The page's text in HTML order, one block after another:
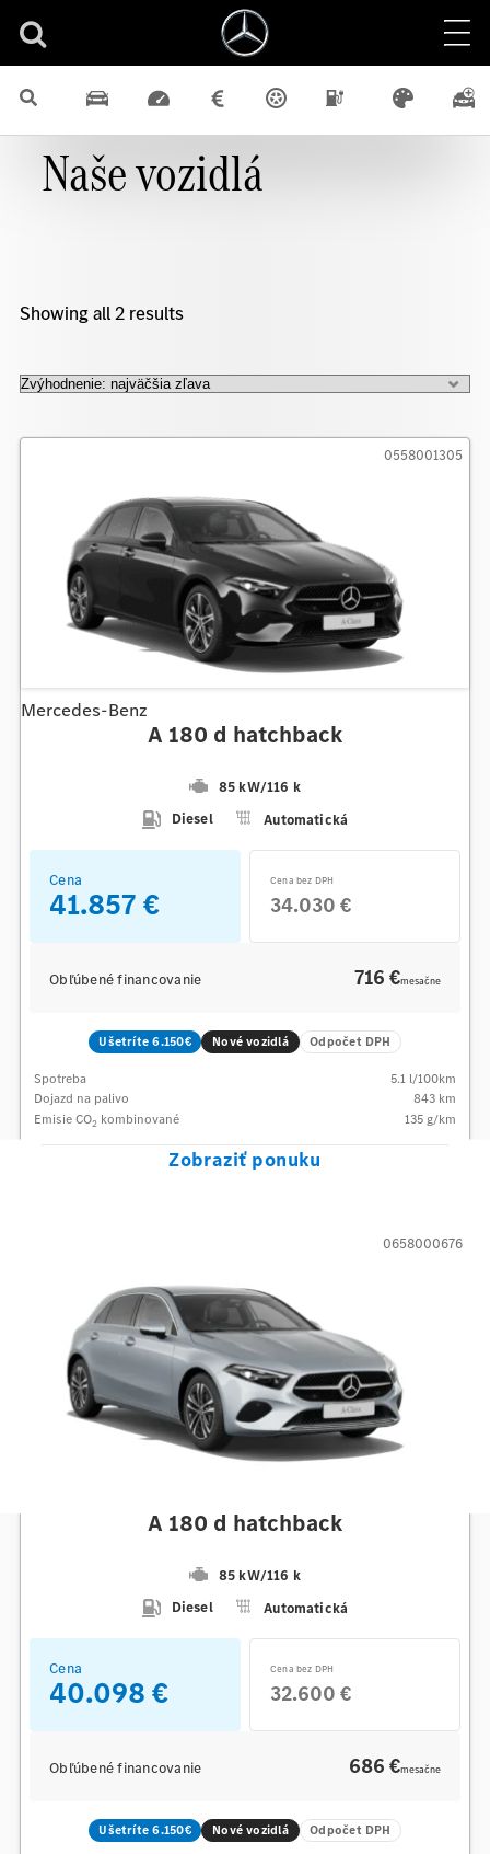
Naše vozidlá
Showing all 2 results
Mercedes-Benz
A 180 d hatchback
85 kW/116 k
Diesel
Automatická
0558001305
Cena
41.857 €
Cena bez DPH
34.030 €
Obľúbené financovanie 716 €mesačne
Ušetríte 6.150€ Nové vozidlá Odpočet DPH
Spotreba 5.1 l/100km
Dojazd na palivo
843 km
Emisie CO2 kombinované 135 g/km
Zobraziť ponuku
A 180 d hatchback
85 kW/116 k
Diesel
Automatická
0658000676
Cena
40.098 €
Cena bez DPH
32.600 €
Obľúbené financovanie 686 €mesačne
Ušetríte 6.150€ Nové vozidlá Odpočet DPH